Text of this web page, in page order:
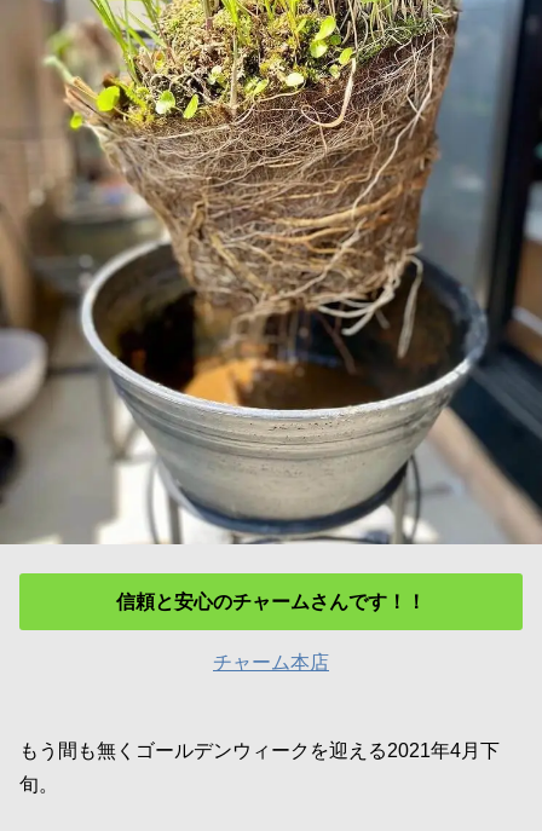
信頼と安心のチャームさんです！！
チャーム本店
もう間も無くゴールデンウィークを迎える2021年4月下
旬。